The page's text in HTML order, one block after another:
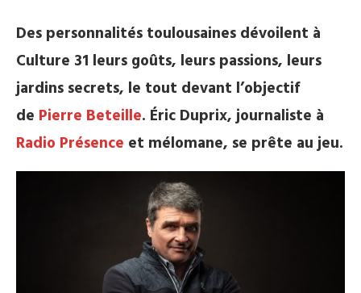
Des personnalités toulousaines dévoilent à
Culture 31 leurs goûts, leurs passions, leurs
jardins secrets, le tout devant l’objectif
de Pierre Beteille. Éric Duprix, journaliste à
Radio Présence et mélomane, se prête au jeu.